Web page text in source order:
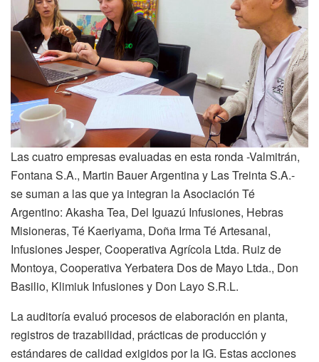
Las cuatro empresas evaluadas en esta ronda -Valmitrán,
Fontana S.A., Martin Bauer Argentina y Las Treinta S.A.-
se suman a las que ya integran la Asociación Té
Argentino: Akasha Tea, Del Iguazú Infusiones, Hebras
Misioneras, Té Kaeriyama, Doña Irma Té Artesanal,
Infusiones Jesper, Cooperativa Agrícola Ltda. Ruiz de
Montoya, Cooperativa Yerbatera Dos de Mayo Ltda., Don
Basilio, Klimiuk Infusiones y Don Layo S.R.L.
La auditoría evaluó procesos de elaboración en planta,
registros de trazabilidad, prácticas de producción y
estándares de calidad exigidos por la IG. Estas acciones